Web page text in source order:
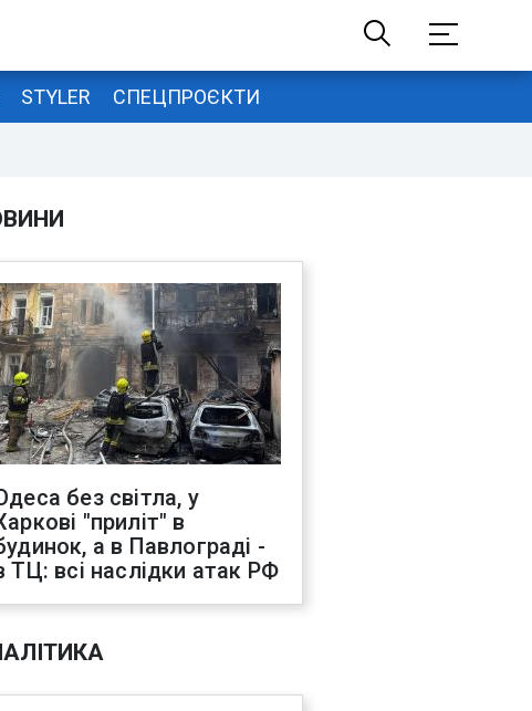
STYLER СПЕЦПРОЄКТИ
без світла, у
"приліт" в
а в Павлограді -
ТЦ: всі наслідки атак РФ